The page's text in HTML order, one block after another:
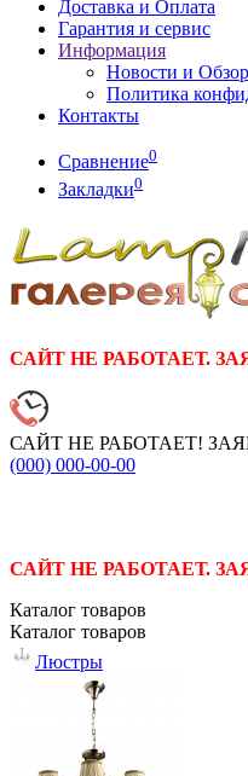
Доставка и Оплата
Гарантия и сервис
Информация
Новости и
Политика
Контакты
Сравнение0
Закладки0
САЙТ НЕ РАБОТАЕТ.
САЙТ НЕ РАБОТАЕТ!
(000) 000-00-00
САЙТ НЕ РАБОТАЕТ.
Каталог товаров
Каталог товаров
Люстры